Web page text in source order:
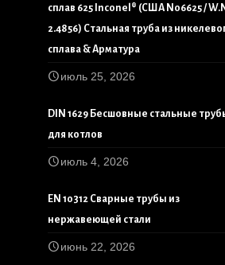
сплав 625 Inconel® (США N06625 /
2.4856) Стальная труба из
сплава & Арматура
июль 25, 2026
DIN 1629 Бесшовные стальные
для котлов
июль 4, 2026
EN 10312 Сварные трубы из
нержавеющей стали
июнь 22, 2026